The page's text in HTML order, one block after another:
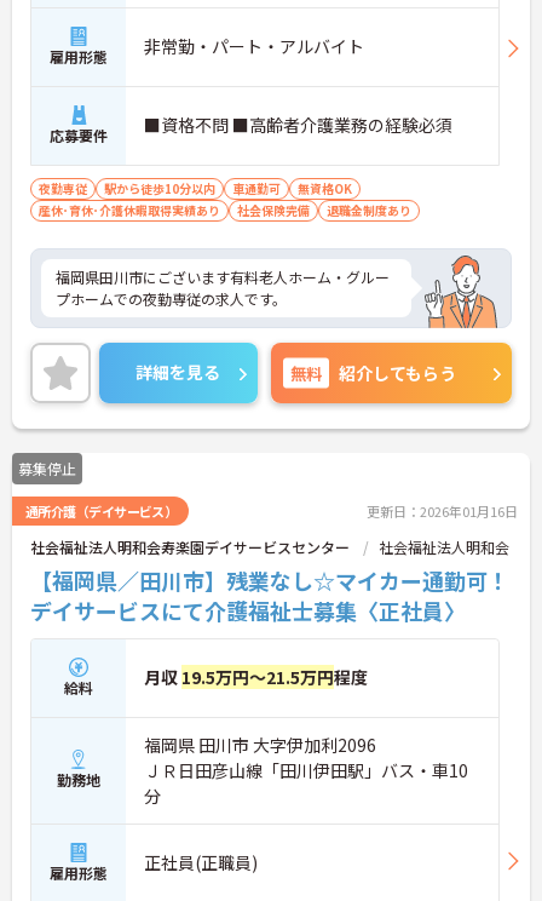
雇用形態 非常勤・パート・アルバイト
応募要件 ■資格不問 ■高齢者介護業務の経験必須
夜勤専従 駅から徒歩10分以内 車通勤可
無資格OK
産休･育休･介護休暇取得実績あり
社会保険完備 退職金制度あり
福岡県田川市にございます有料老人ホーム・グルー
プホームでの夜勤専従の求人です。
詳細を見る 無料 紹介してもらう
募集停止
通所介護（デイサービス） 更新日：2026年01月16日
社会福祉法人明和会寿楽園デイサービスセンター 社会福祉法人明和会
【福岡県／田川市】残業なし☆マイカー通勤可！
デイサービスにて介護福祉士募集〈正社員〉
給料 月収 19.5万円～21.5万円程度
勤務地
福岡県 田川市 大字伊加利2096
ＪＲ日田彦山線「田川伊田駅」バス・車10
分
雇用形態 正社員(正職員)